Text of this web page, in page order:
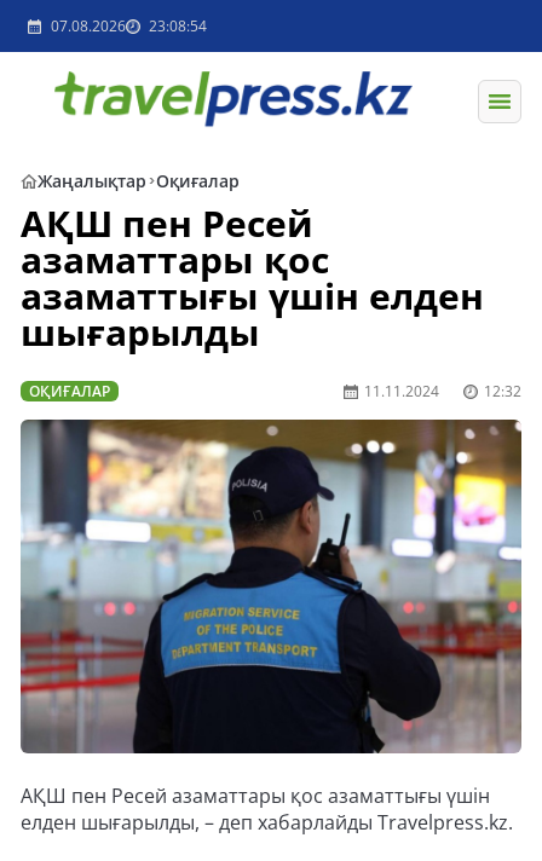
07.08.2026 23:08:54
Жаңалықтар Оқиғалар
АҚШ пен Ресей
азаматтары қос
азаматтығы үшін елден
шығарылды
ОҚИҒАЛАР 11.11.2024 12:32
АҚШ пен Ресей азаматтары қос азаматтығы үшін
елден шығарылды, – деп хабарлайды Travelpress.kz.